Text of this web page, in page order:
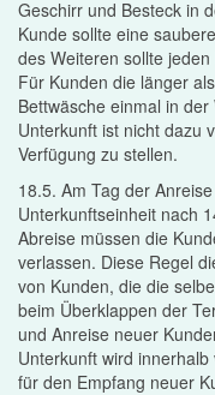
Geschirr und Besteck in
Kunde sollte eine
des Weiteren sollte
Für Kunden die länger
Bettwäsche einmal in
Unterkunft ist nicht dazu
Verfügung zu stellen.
18.5. Am Tag der
Unterkunftseinheit nach
Abreise müssen die
verlassen. Diese Regel
von Kunden, die die
beim Überklappen der
und Anreise neuer
Unterkunft wird
für den Empfang neuer